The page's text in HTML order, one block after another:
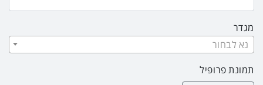
מגדר
נא לבחור
תמונת פרופיל